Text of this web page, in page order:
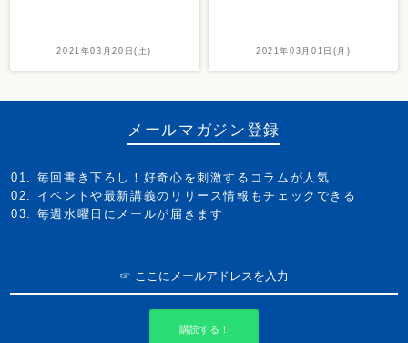
2021年03月20日(土) 2021年03月01日(月)
メールマガジン登録
毎回書き下ろし！好奇心を刺激するコラムが人気
イベントや最新講義のリリース情報もチェックできる
毎週水曜日にメールが届きます
購読する！